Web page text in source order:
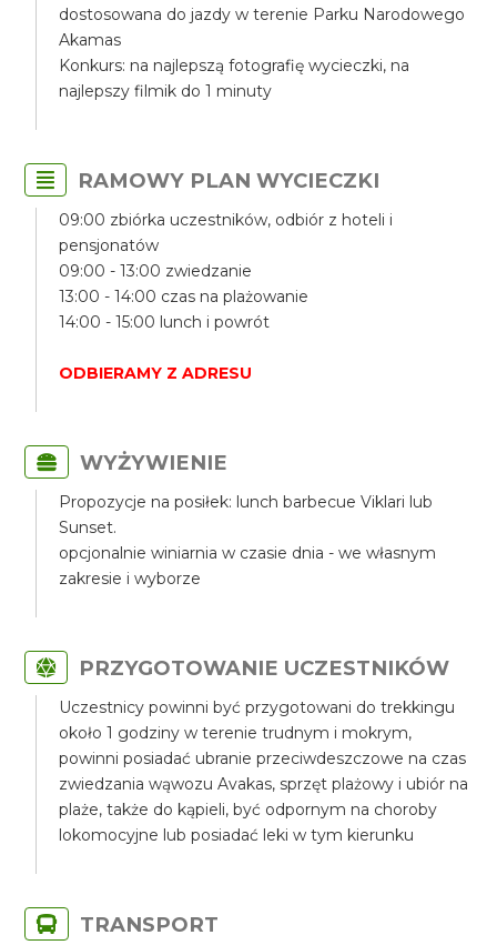
dostosowana do jazdy w terenie Parku Narodowego
Akamas
Konkurs: na najlepszą fotografię wycieczki, na
najlepszy filmik do 1 minuty
RAMOWY PLAN WYCIECZKI
09:00 zbiórka uczestników, odbiór z hoteli i
pensjonatów
09:00 - 13:00 zwiedzanie
13:00 - 14:00 czas na plażowanie
14:00 - 15:00 lunch i powrót
ODBIERAMY Z ADRESU
WYŻYWIENIE
Propozycje na posiłek: lunch barbecue Viklari lub
Sunset.
opcjonalnie winiarnia w czasie dnia - we własnym
zakresie i wyborze
PRZYGOTOWANIE UCZESTNIKÓW
Uczestnicy powinni być przygotowani do trekkingu
około 1 godziny w terenie trudnym i mokrym,
powinni posiadać ubranie przeciwdeszczowe na czas
zwiedzania wąwozu Avakas, sprzęt plażowy i ubiór na
plaże, także do kąpieli, być odpornym na choroby
lokomocyjne lub posiadać leki w tym kierunku
TRANSPORT